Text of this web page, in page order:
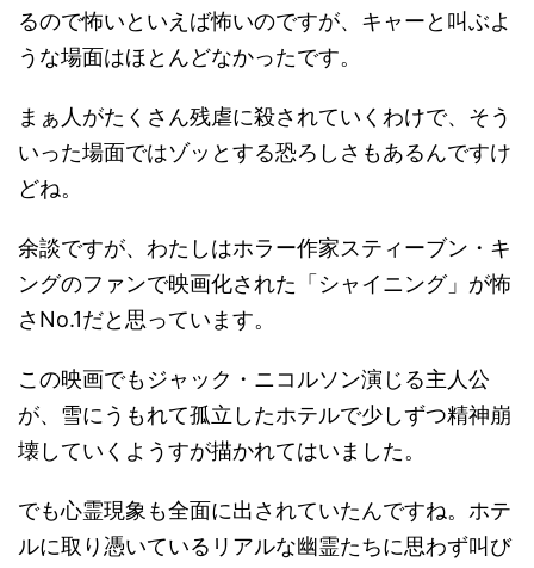
るので怖いといえば怖いのですが、キャーと叫ぶよ
うな場面はほとんどなかったです。
まぁ人がたくさん残虐に殺されていくわけで、そう
いった場面ではゾッとする恐ろしさもあるんですけ
どね。
余談ですが、わたしはホラー作家スティーブン・キ
ングのファンで映画化された「シャイニング」が怖
さNo.1だと思っています。
この映画でもジャック・ニコルソン演じる主人公
が、雪にうもれて孤立したホテルで少しずつ精神崩
壊していくようすが描かれてはいました。
でも心霊現象も全面に出されていたんですね。ホテ
ルに取り憑いているリアルな幽霊たちに思わず叫び